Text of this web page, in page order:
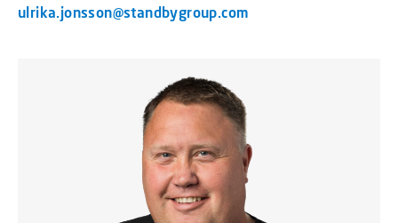
ulrika.jonsson@standbygroup.com